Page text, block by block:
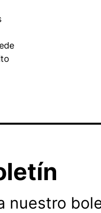
nuestro